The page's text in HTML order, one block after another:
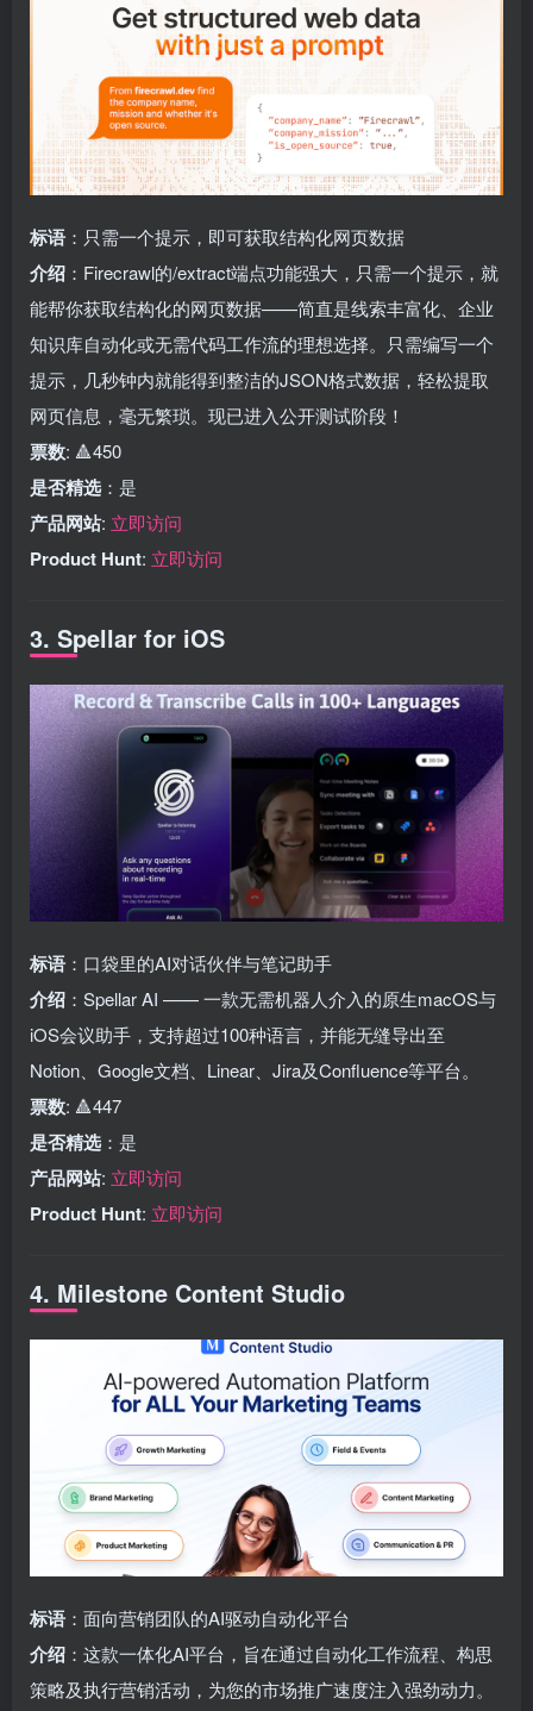
标语 ：只需一个提示，即可获取结构化网页数据
介绍 ：Firecrawl的/extract端点功能强大，只需一个提示，就
能帮你获取结构化的网页数据——简直是线索丰富化、企业
知识库自动化或无需代码工作流的理想选择。只需编写一个
提示，几秒钟内就能得到整洁的JSON格式数据，轻松提取
网页信息，毫无繁琐。现已进入公开测试阶段！
票数: 🔺450
是否精选 ：是
产品网站: 立即访问
Product Hunt: 立即访问
3. Spellar for iOS
标语 ：口袋里的AI对话伙伴与笔记助手
介绍 ：Spellar AI —— 一款无需机器人介入的原生macOS与
iOS会议助手，支持超过100种语言，并能无缝导出至
Notion、Google文档、Linear、Jira及Confluence等平台。
票数: 🔺447
是否精选 ：是
产品网站: 立即访问
Product Hunt: 立即访问
4. Milestone Content Studio
标语 ：面向营销团队的AI驱动自动化平台
介绍 ：这款一体化AI平台，旨在通过自动化工作流程、构思
策略及执行营销活动，为您的市场推广速度注入强劲动力。